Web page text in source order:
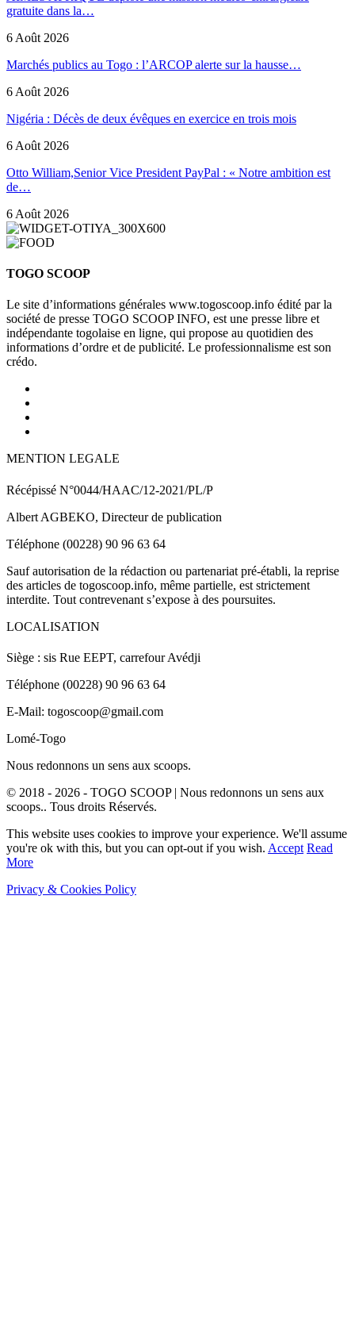
gratuite dans la…
6 Août 2026
Marchés publics au Togo : l’ARCOP alerte sur la hausse…
6 Août 2026
Nigéria : Décès de deux évêques en exercice en trois mois
6 Août 2026
Otto William,Senior Vice President PayPal : « Notre ambition est
de…
6 Août 2026
TOGO SCOOP
Le site d’informations générales www.togoscoop.info édité par la
société de presse TOGO SCOOP INFO, est une presse libre et
indépendante togolaise en ligne, qui propose au quotidien des
informations d’ordre et de publicité. Le professionnalisme est son
crédo.
MENTION LEGALE
Récépissé N°0044/HAAC/12-2021/PL/P
Albert AGBEKO, Directeur de publication
Téléphone (00228) 90 96 63 64
Sauf autorisation de la rédaction ou partenariat pré-établi, la reprise
des articles de togoscoop.info, même partielle, est strictement
interdite. Tout contrevenant s’expose à des poursuites.
LOCALISATION
Siège : sis Rue EEPT, carrefour Avédji
Téléphone (00228) 90 96 63 64
E-Mail: togoscoop@gmail.com
Lomé-Togo
Nous redonnons un sens aux scoops.
© 2018 - 2026 - TOGO SCOOP | Nous redonnons un sens aux
scoops.. Tous droits Réservés.
This website uses cookies to improve your experience. We'll assume
you're ok with this, but you can opt-out if you wish. Accept Read
More
Privacy & Cookies Policy